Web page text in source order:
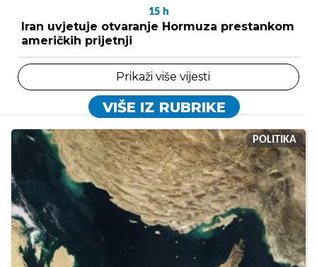
15 h
Iran uvjetuje otvaranje Hormuza prestankom
američkih prijetnji
Prikaži više vijesti
VIŠE IZ RUBRIKE
POLITIKA